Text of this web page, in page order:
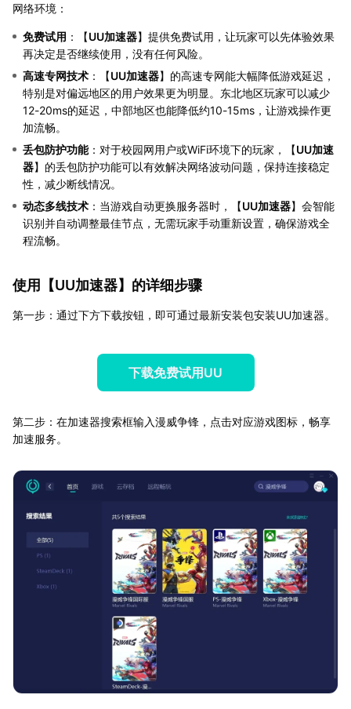
网络环境：
免费试用 ：【UU加速器】提供免费试用，让玩家可以先体验效果
再决定是否继续使用，没有任何风险。
高速专网技术 ：【UU加速器】的高速专网能大幅降低游戏延迟，
特别是对偏远地区的用户效果更为明显。东北地区玩家可以减少
12-20ms的延迟，中部地区也能降低约10-15ms，让游戏操作更
加流畅。
丢包防护功能：对于校园网用户或WiFi环境下的玩家，【UU加速
器】的丢包防护功能可以有效解决网络波动问题，保持连接稳定
性，减少断线情况。
动态多线技术 ：当游戏自动更换服务器时，【UU加速器】会智能
识别并自动调整最佳节点，无需玩家手动重新设置，确保游戏全
程流畅。
使用【UU加速器】的详细步骤
第一步：通过下方下载按钮，即可通过最新安装包安装UU加速器。
下载免费试用UU
第二步：在加速器搜索框输入漫威争锋，点击对应游戏图标，畅享
加速服务。